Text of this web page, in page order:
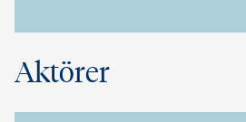
Aktörer